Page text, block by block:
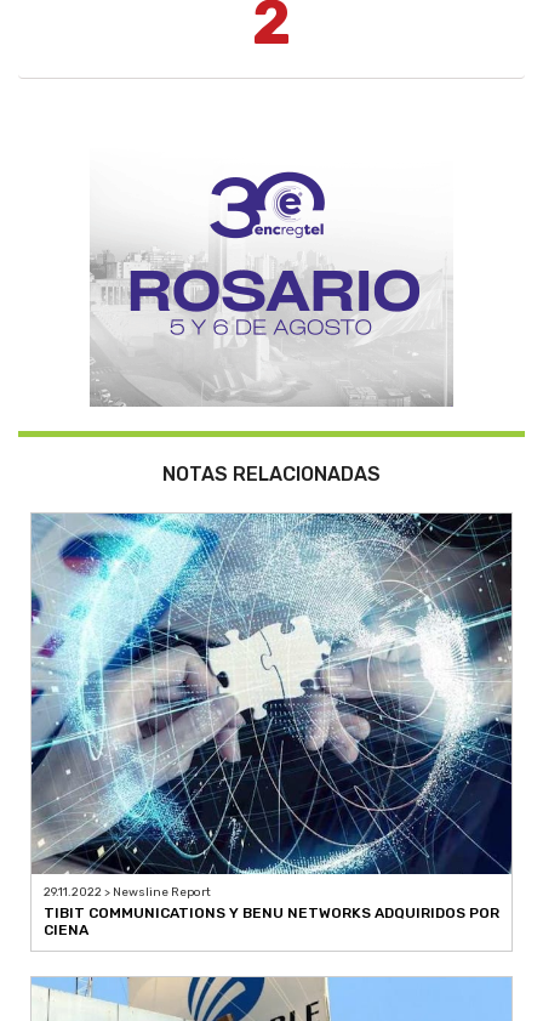
2
NOTAS RELACIONADAS
29.11.2022 > Newsline Report
TIBIT COMMUNICATIONS Y BENU NETWORKS ADQUIRIDOS POR
CIENA